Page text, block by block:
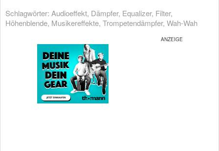
Schlagwörter: Audioeffekt, Dämpfer, Equalizer, Filter,
Höhenblende, Musikereffekte, Trompetendämpfer, Wah-Wah